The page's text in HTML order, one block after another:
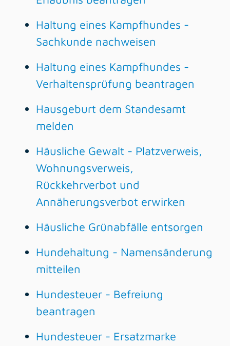
Haltung eines Kampfhundes -
Sachkunde nachweisen
Haltung eines Kampfhundes -
Verhaltensprüfung beantragen
Hausgeburt dem Standesamt
melden
Häusliche Gewalt - Platzverweis,
Wohnungsverweis,
Rückkehrverbot und
Annäherungsverbot erwirken
Häusliche Grünabfälle entsorgen
Hundehaltung - Namensänderung
mitteilen
Hundesteuer - Befreiung
beantragen
Hundesteuer - Ersatzmarke